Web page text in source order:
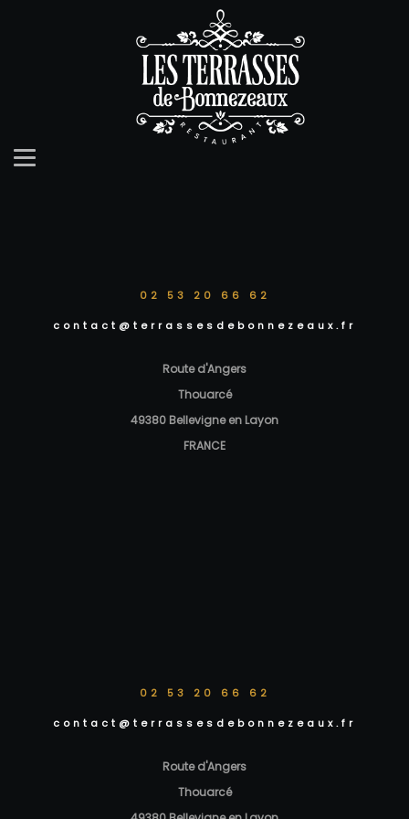
02 53 20 66 62
contact@terrassesdebonnezeaux.fr
Route d'Angers
Thouarcé
49380 Bellevigne en Layon
FRANCE
02 53 20 66 62
contact@terrassesdebonnezeaux.fr
Route d'Angers
Thouarcé